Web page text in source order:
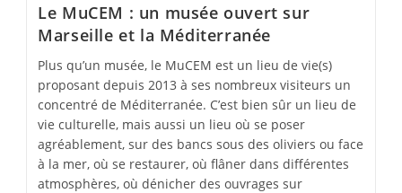
Le MuCEM : un musée ouvert sur
Marseille et la Méditerranée
Plus qu’un musée, le MuCEM est un lieu de vie(s)
proposant depuis 2013 à ses nombreux visiteurs un
concentré de Méditerranée. C’est bien sûr un lieu de
vie culturelle, mais aussi un lieu où se poser
agréablement, sur des bancs sous des oliviers ou face
à la mer, où se restaurer, où flâner dans différentes
atmosphères, où dénicher des ouvrages sur